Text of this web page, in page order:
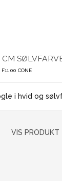
CM
F11 00 CONE
i hvid og
VIS PRODUKT